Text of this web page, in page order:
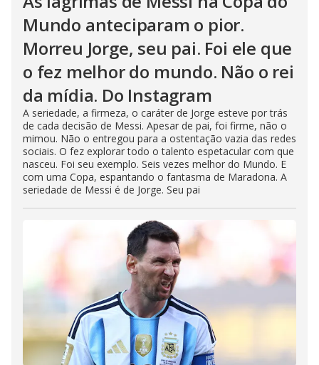
Mundo anteciparam o pior.
Morreu Jorge, seu pai. Foi ele que
o fez melhor do mundo. Não o rei
da mídia. Do Instagram
A seriedade, a firmeza, o caráter de Jorge esteve por trás
de cada decisão de Messi. Apesar de pai, foi firme, não o
mimou. Não o entregou para a ostentação vazia das redes
sociais. O fez explorar todo o talento espetacular com que
nasceu. Foi seu exemplo. Seis vezes melhor do Mundo. E
com uma Copa, espantando o fantasma de Maradona. A
seriedade de Messi é de Jorge. Seu pai